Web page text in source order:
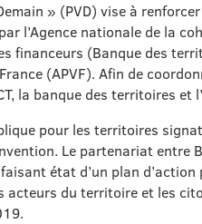
» (PVD) vise à
l’Agence nationale de la
financeurs (Banque des
(APVF). Afin de
la banque des territoires et
pour les territoires
Le partenariat entre
état d’un plan
acteurs du territoire et les